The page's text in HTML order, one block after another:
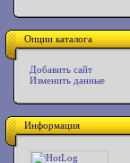
Опции каталога
Добавить сайт
Изменить данные
Информация